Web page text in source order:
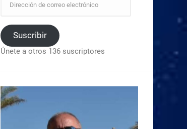
Suscribir
Únete a otros 136 suscriptores